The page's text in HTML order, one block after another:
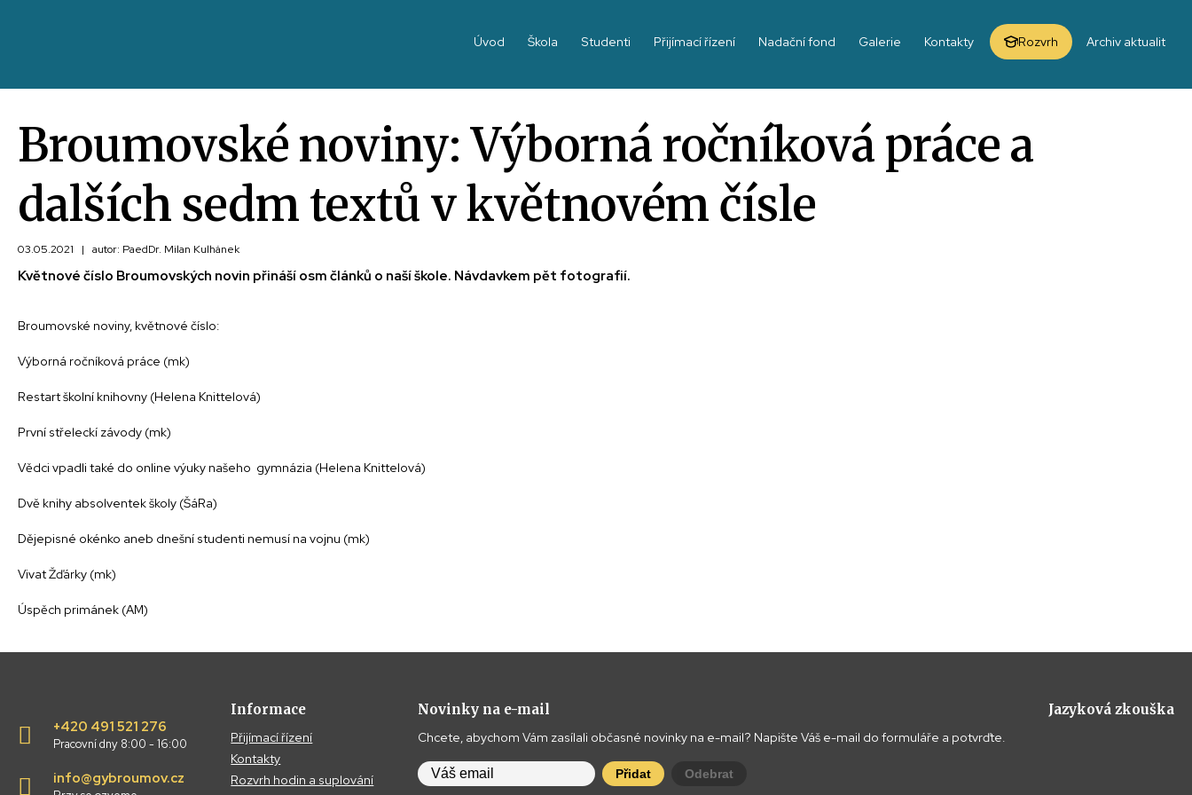
Úvod Škola Studenti Přijímací řízení Nadační fond Galerie Kontakty Rozvrh Archiv aktualit
Broumovské noviny: Výborná ročníková práce a
dalších sedm textů v květnovém čísle
03.05.2021 | autor: PaedDr. Milan Kulhánek
Květnové číslo Broumovských novin přináší osm článků o naší škole. Návdavkem pět fotografií.
Broumovské noviny, květnové číslo:
Výborná ročníková práce (mk)
Restart školní knihovny (Helena Knittelová)
První střeleckí závody (mk)
Vědci vpadli také do online výuky našeho gymnázia (Helena Knittelová)
Dvě knihy absolventek školy (ŠáRa)
Dějepisné okénko aneb dnešní studenti nemusí na vojnu (mk)
Vivat Žďárky (mk)
Úspěch primánek (AM)
+420 491 521 276
Pracovní dny 8:00 - 16:00
info@gybroumov.cz
Informace
Přijímací řízení
Kontakty
Rozvrh hodin a suplování
Novinky na e-mail
Chcete, abychom Vám zasílali občasné novinky na e-mail? Napište Váš e-mail do formuláře a potvrďte.
Přidat Odebrat
Jazyková zkouška